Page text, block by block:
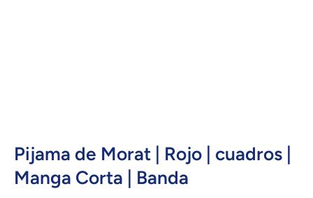
Pijama de Morat | Rojo | cuadros |
Manga Corta | Banda